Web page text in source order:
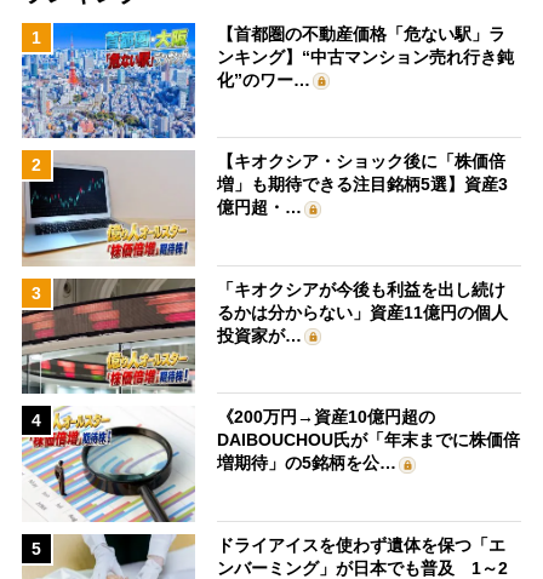
1
【首都圏の不動産価格「危ない駅」ラ
ンキング】“中古マンション売れ行き鈍
化”のワー…
2
【キオクシア・ショック後に「株価倍
増」も期待できる注目銘柄5選】資産3
億円超・…
3
「キオクシアが今後も利益を出し続け
るかは分からない」資産11億円の個人
投資家が…
4
《200万円→資産10億円超の
DAIBOUCHOU氏が「年末までに株価倍
増期待」の5銘柄を公…
5
ドライアイスを使わず遺体を保つ「エ
ンバーミング」が日本でも普及 1～2